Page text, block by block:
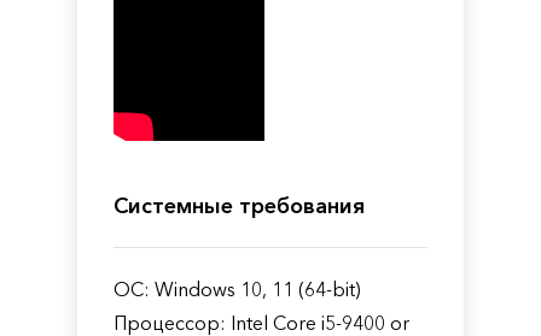
Системные требования
ОС: Windows 10, 11 (64-bit)
Процессор: Intel Core i5-9400 or